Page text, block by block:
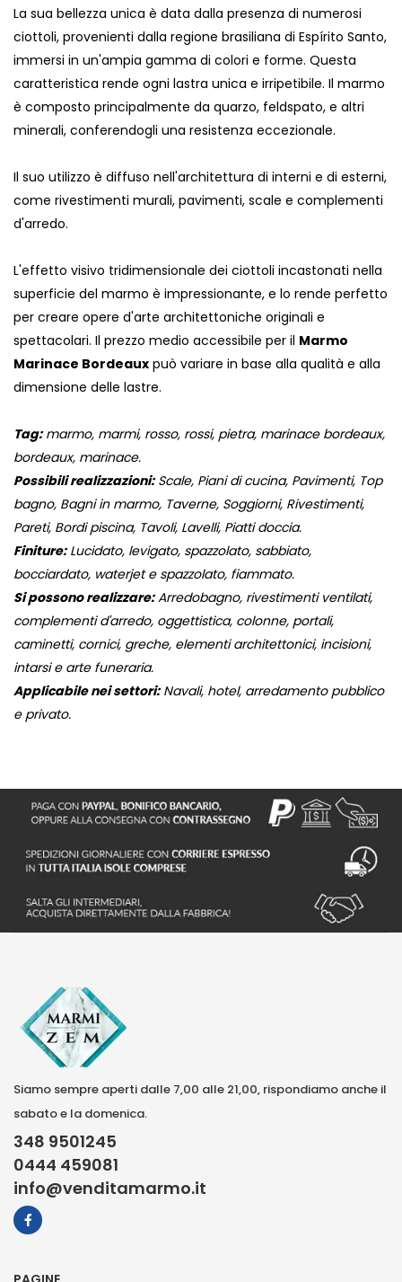
La sua bellezza unica è data dalla presenza di numerosi
ciottoli, provenienti dalla regione brasiliana di Espírito Santo,
immersi in un'ampia gamma di colori e forme. Questa
caratteristica rende ogni lastra unica e irripetibile. Il marmo
è composto principalmente da quarzo, feldspato, e altri
minerali, conferendogli una resistenza eccezionale.
Il suo utilizzo è diffuso nell'architettura di interni e di esterni,
come rivestimenti murali, pavimenti, scale e complementi
d'arredo.
L'effetto visivo tridimensionale dei ciottoli incastonati nella
superficie del marmo è impressionante, e lo rende perfetto
per creare opere d'arte architettoniche originali e
spettacolari. Il prezzo medio accessibile per il Marmo
Marinace Bordeaux può variare in base alla qualità e alla
dimensione delle lastre.
Tag:marmo, marmi, rosso, rossi, pietra, marinace bordeaux,
bordeaux, marinace.
Possibili realizzazioni:Scale, Piani di cucina, Pavimenti, Top
bagno, Bagni in marmo, Taverne, Soggiorni, Rivestimenti,
Pareti, Bordi piscina, Tavoli, Lavelli, Piatti doccia.
Finiture:Lucidato, levigato, spazzolato, sabbiato,
bocciardato, waterjet e spazzolato, fiammato.
Si possono realizzare:Arredobagno, rivestimenti ventilati,
complementi d'arredo, oggettistica, colonne, portali,
caminetti, cornici, greche, elementi architettonici, incisioni,
intarsi e arte funeraria.
Applicabile nei settori:Navali, hotel, arredamento pubblico
e privato.
Siamo sempre aperti dalle 7,00 alle 21,00, rispondiamo anche il
sabato e la domenica.
348 9501245
0444 459081
info@venditamarmo.it